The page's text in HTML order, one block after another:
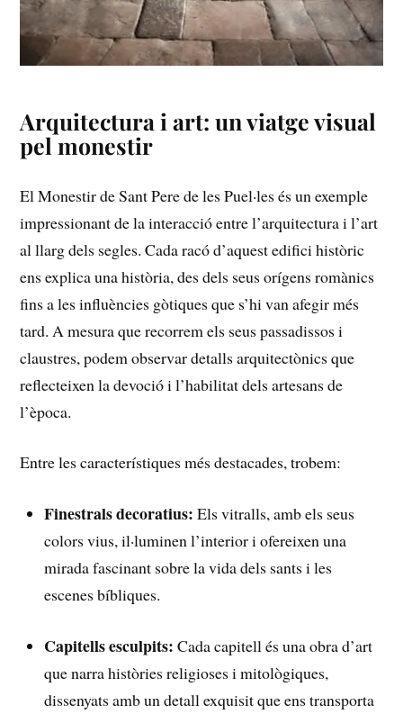
Arquitectura i art: un viatge visual
pel monestir
El Monestir de Sant Pere de les Puel·les és un‌ exemple
impressionant de la interacció entre ⁤l’arquitectura i l’art
al llarg⁤ dels ⁤segles. Cada racó‍ d’aquest edifici​ històric⁢
ens explica una història, des dels seus ‍orígens romànics
fins a les influències gòtiques que⁤ s’hi van afegir més
tard. A mesura que recorrem els seus passadissos i
⁤claustres, podem ⁤observar detalls arquitectònics que
reflecteixen ​la devoció i l’habilitat dels artesans de
l’època.
Entre les característiques més destacades, trobem:
Finestrals decoratius: Els vitralls, amb els seus
colors vius, il·luminen l’interior ⁣i ofereixen una
mirada⁢ fascinant sobre la ‍vida dels sants‍ i les
escenes bíbliques.
Capitells esculpits: ⁣Cada capitell ⁣és una obra ​d’art
que narra històries religioses⁤ i mitològiques,
dissenyats amb un‍ detall ​exquisit que ens ⁤transporta